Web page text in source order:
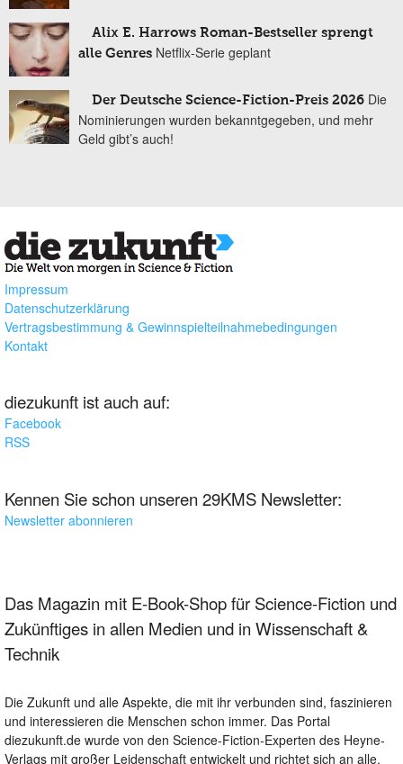
Alix E. Harrows Roman-Bestseller sprengt
alle Genres Netflix-Serie geplant
Der Deutsche Science-Fiction-Preis 2026 Die
Nominierungen wurden bekanntgegeben, und mehr
Geld gibt’s auch!
Impressum
Datenschutzerklärung
Vertragsbestimmung & Gewinnspielteilnahmebedingungen
Kontakt
diezukunft ist auch auf:
Facebook
RSS
Kennen Sie schon unseren 29KMS Newsletter:
Newsletter abonnieren
Das Magazin mit E-Book-Shop für Science-Fiction und
Zukünftiges in allen Medien und in Wissenschaft &
Technik
Die Zukunft und alle Aspekte, die mit ihr verbunden sind, faszinieren
und interessieren die Menschen schon immer. Das Portal
diezukunft.de wurde von den Science-Fiction-Experten des Heyne-
Verlags mit großer Leidenschaft entwickelt und richtet sich an alle,